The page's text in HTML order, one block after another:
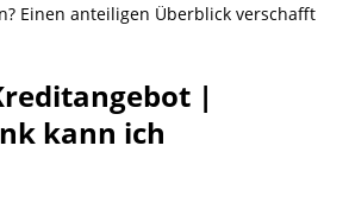
Einen anteiligen Überblick verschafft
|
kann ich